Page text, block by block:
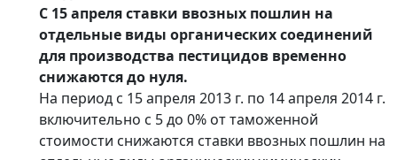
С 15 апреля ставки ввозных пошлин на
отдельные виды органических соединений
для производства пестицидов временно
снижаются до нуля.
На период с 15 апреля 2013 г. по 14 апреля 2014 г.
включительно с 5 до 0% от таможенной
стоимости снижаются ставки ввозных пошлин на